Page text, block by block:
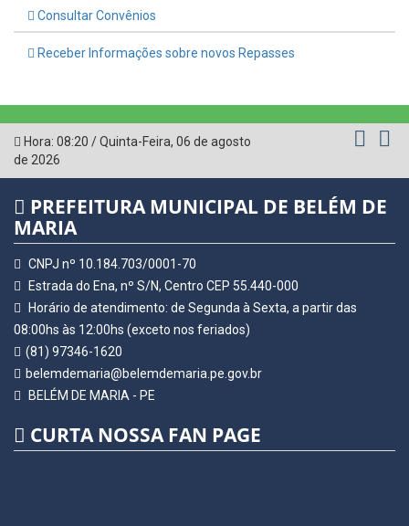
Consultar Convênios
Receber Informações sobre novos Repasses
Hora: 08:20 /Quinta-Feira, 06 de agosto
de 2026
PREFEITURA MUNICIPAL DE BELÉM DE
MARIA
CNPJ nº 10.184.703/0001-70
Estrada do Ena, nº S/N, Centro CEP 55.440-000
Horário de atendimento: de Segunda à Sexta, a partir das
08:00hs às 12:00hs (exceto nos feriados)
(81) 97346-1620
belemdemaria@belemdemaria.pe.gov.br
BELÉM DE MARIA - PE
CURTA NOSSA FAN PAGE